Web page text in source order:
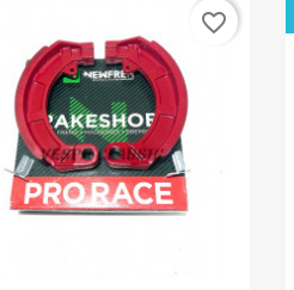
favorite_border